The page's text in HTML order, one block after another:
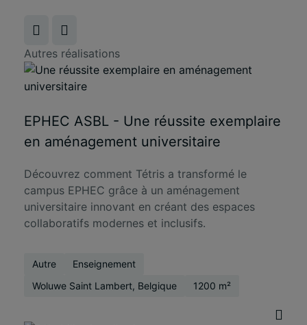
Autres réalisations
EPHEC ASBL - Une réussite exemplaire
en aménagement universitaire
Découvrez comment Tétris a transformé le
campus EPHEC grâce à un aménagement
universitaire innovant en créant des espaces
collaboratifs modernes et inclusifs.
Autre
Enseignement
Woluwe Saint Lambert, Belgique
1200 m²